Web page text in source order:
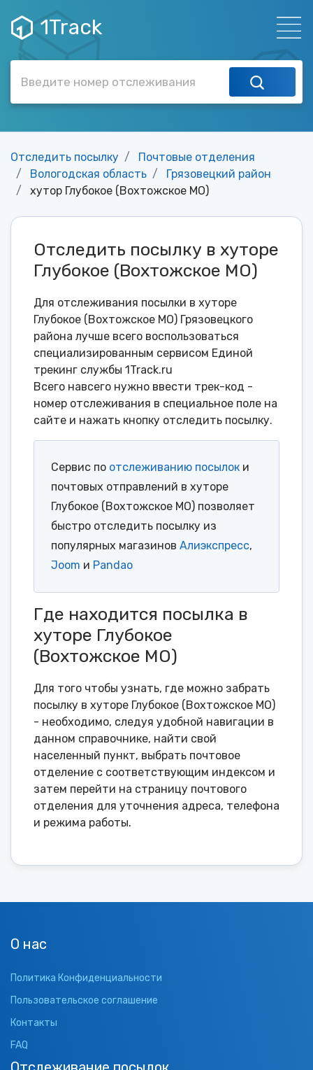
1Track
Отследить посылку
Почтовые отделения
Вологодская область
Грязовецкий район
хутор Глубокое (Вохтожское МО)
Отследить посылку в хуторе
Глубокое (Вохтожское МО)
Для отслеживания посылки в хуторе
Глубокое (Вохтожское МО) Грязовецкого
района лучше всего воспользоваться
специализированным сервисом Единой
трекинг службы 1Track.ru
Всего навсего нужно ввести трек-код -
номер отслеживания в специальное поле на
сайте и нажать кнопку отследить посылку.
Сервис по отслеживанию посылок и
почтовых отправлений в хуторе
Глубокое (Вохтожское МО) позволяет
быстро отследить посылку из
популярных магазинов Алиэкспресс,
Joom и Pandao
Где находится посылка в
хуторе Глубокое
(Вохтожское МО)
Для того чтобы узнать, где можно забрать
посылку в хуторе Глубокое (Вохтожское МО)
- необходимо, следуя удобной навигации в
данном справочнике, найти свой
населенный пункт, выбрать почтовое
отделение с соответствующим индексом и
затем перейти на страницу почтового
отделения для уточнения адреса, телефона
и режима работы.
О нас
Политика Конфиденциальности
Пользовательское соглашение
Контакты
FAQ